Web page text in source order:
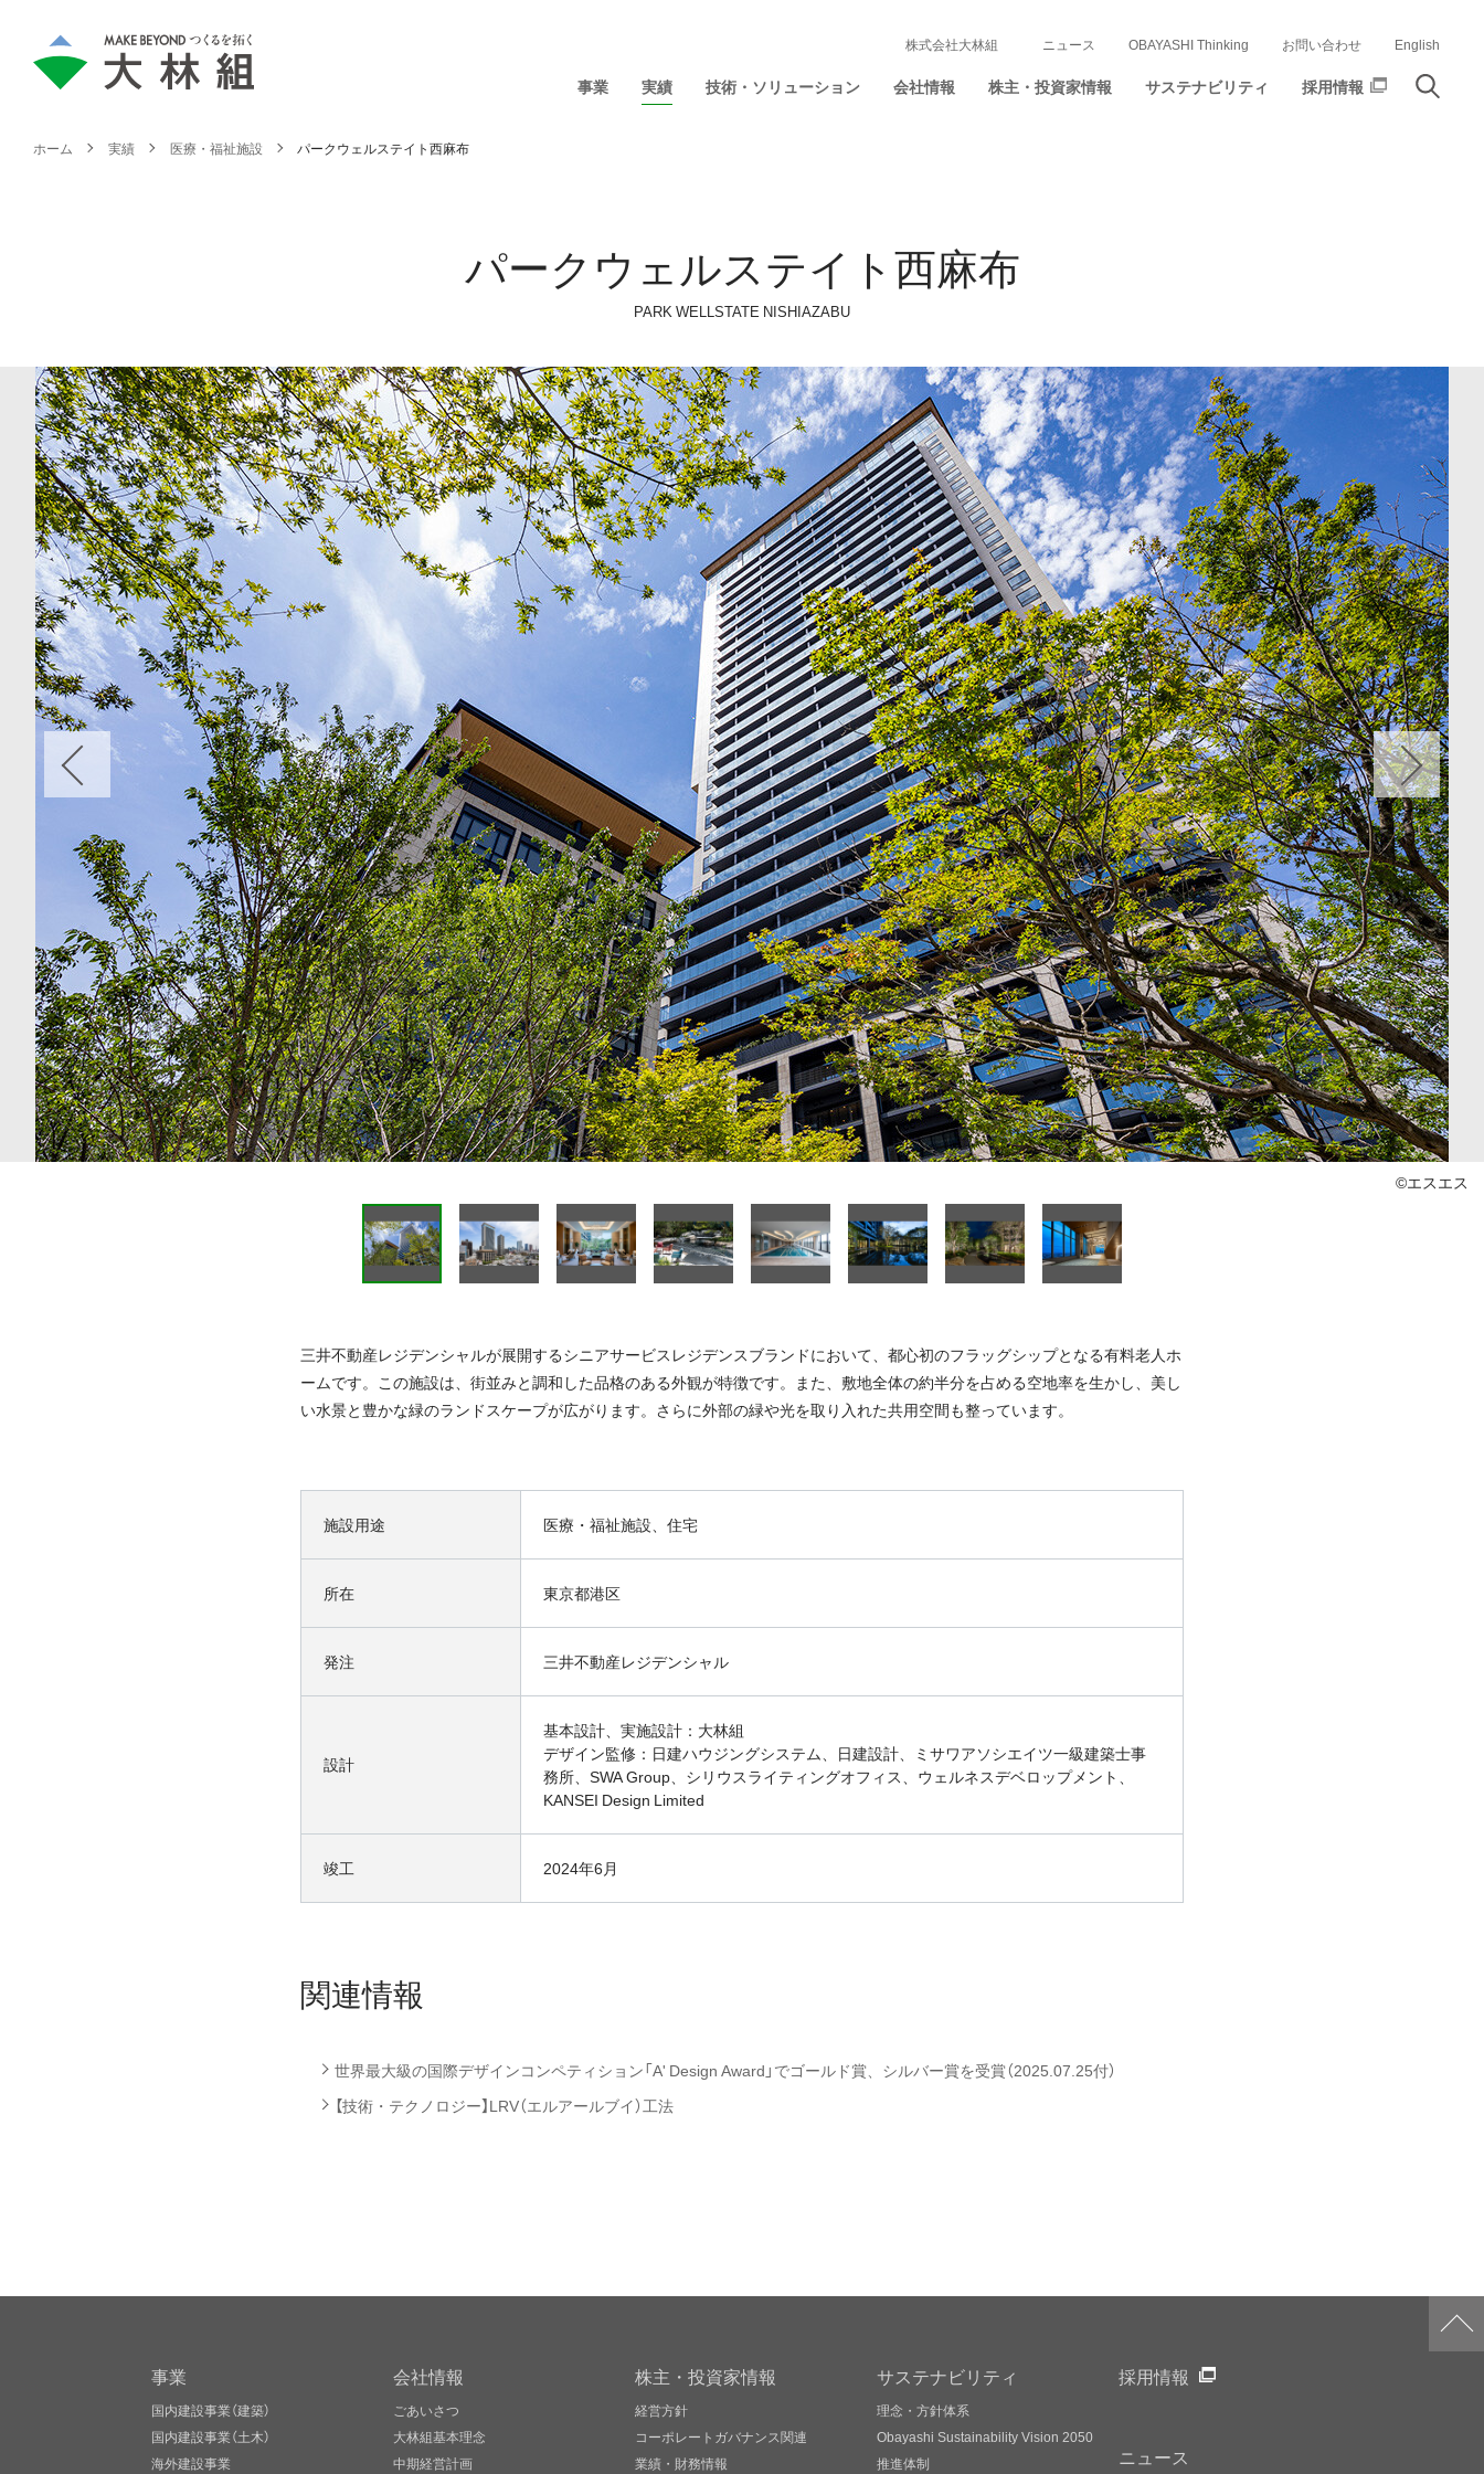
事業 実績 技術・ソリューション 会社情報 株主・投資家情報 サステナビリティ 採用情報
株式会社大林組 ニュース OBAYASHI Thinking お問い合わせ English
ホーム 実績 医療・福祉施設 パークウェルステイト西麻布
パークウェルステイト西麻布
PARK WELLSTATE NISHIAZABU
©エスエス
三井不動産レジデンシャルが展開するシニアサービスレジデンスブランドにおいて、都心初のフラッグシップとなる有料老人ホ
ームです。この施設は、街並みと調和した品格のある外観が特徴です。また、敷地全体の約半分を占める空地率を生かし、美し
い水景と豊かな緑のランドスケープが広がります。さらに外部の緑や光を取り入れた共用空間も整っています。
施設用途 医療・福祉施設、住宅
所在 東京都港区
発注 三井不動産レジデンシャル
設計
基本設計、実施設計：大林組
デザイン監修：日建ハウジングシステム、日建設計、ミサワアソシエイツ一級建築士事
務所、SWA Group、シリウスライティングオフィス、ウェルネスデベロップメント、
KANSEI Design Limited
竣工 2024年6月
関連情報
世界最大級の国際デザインコンペティション「A' Design Award」でゴールド賞、シルバー賞を受賞（2025.07.25付）
【技術・テクノロジー】LRV（エルアールブイ）工法
事業
国内建設事業（建築）
国内建設事業（土木）
海外建設事業
会社情報
ごあいさつ
大林組基本理念
中期経営計画
株主・投資家情報
経営方針
コーポレートガバナンス関連
業績・財務情報
サステナビリティ
理念・方針体系
Obayashi Sustainability Vision 2050
推進体制
採用情報
ニュース